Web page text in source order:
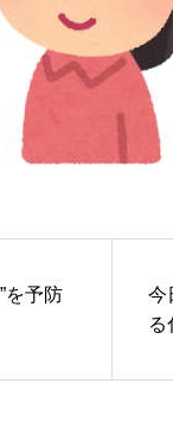
を予防
今
る